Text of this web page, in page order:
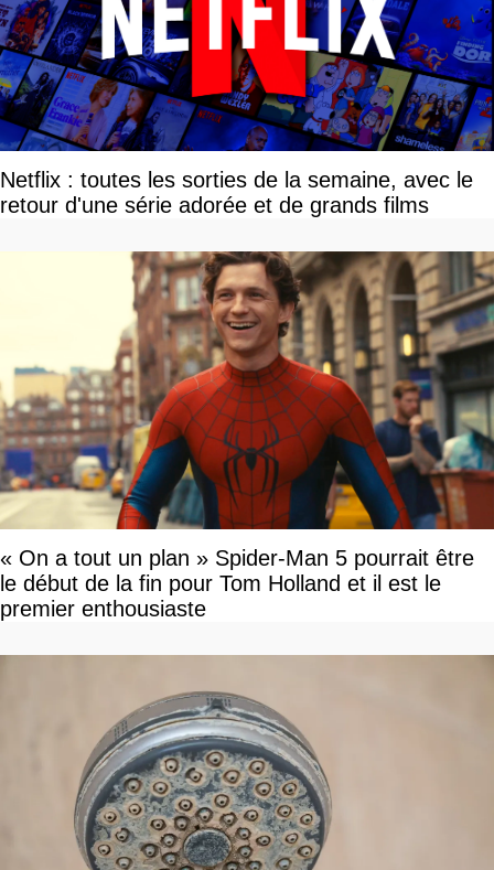
Netflix : toutes les sorties de la semaine, avec le
retour d'une série adorée et de grands films
« On a tout un plan » Spider-Man 5 pourrait être
le début de la fin pour Tom Holland et il est le
premier enthousiaste